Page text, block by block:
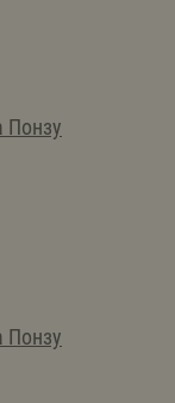
Понзу
Понзу